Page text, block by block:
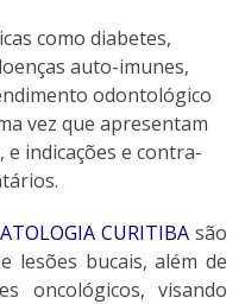
como diabetes,
auto-imunes,
odontológico
vez que apresentam
indicações e contra-
CURITIBA são
lesões bucais, além de
oncológicos, visando